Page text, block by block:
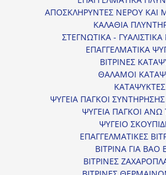
ΑΠΟΣΚΛΗΡΥΝΤΕΣ ΝΕΡΟΥ ΚΑΙ
ΚΑΛΑΘΙΑ
ΣΤΕΓΝΩΤΙΚΑ -
ΕΠΑΓΓΕΛΜΑΤΙΚΑ
ΒΙΤΡΙΝΕΣ
ΘΑΛΑΜΟΙ
ΚΑΤΑΨΥΚΤΕΣ
ΨΥΓΕΙΑ ΠΑΓΚΟΙ
ΨΥΓΕΙΑ ΠΑΓΚΟΙ ΑΝΩ
ΨΥΓΕΙΟ
ΕΠΑΓΓΕΛΜΑΤΙΚΕΣ
ΒΙΤΡΙΝΑ ΓΙΑ BAO
ΒΙΤΡΙΝΕΣ